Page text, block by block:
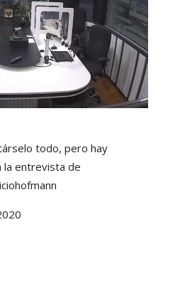
todo, pero hay
la entrevista de